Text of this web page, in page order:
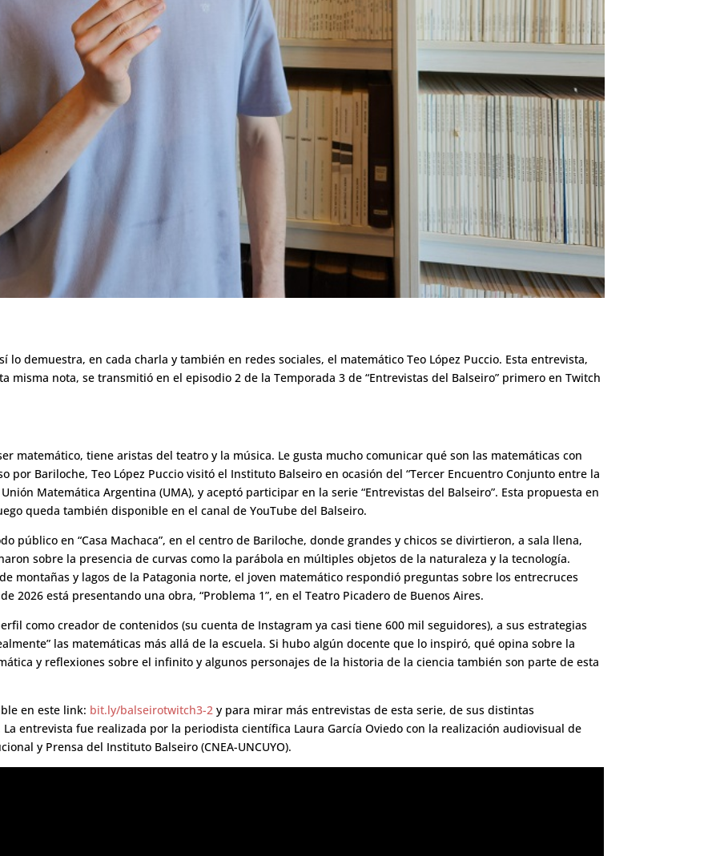
lo demuestra, en cada charla y también en redes sociales, el matemático Teo López Puccio. Esta entrevista,
misma nota, se transmitió en el episodio 2 de la Temporada 3 de “Entrevistas del Balseiro” primero en Twitch
matemático, tiene aristas del teatro y la música. Le gusta mucho comunicar qué son las matemáticas con
por Bariloche, Teo López Puccio visitó el Instituto Balseiro en ocasión del “Tercer Encuentro Conjunto entre la
Matemática Argentina (UMA), y aceptó participar en la serie “Entrevistas del Balseiro”. Esta propuesta en
queda también disponible en el canal de YouTube del Balseiro.
público en “Casa Machaca”, en el centro de Bariloche, donde grandes y chicos se divirtieron, a sala llena,
sobre la presencia de curvas como la parábola en múltiples objetos de la naturaleza y la tecnología.
montañas y lagos de la Patagonia norte, el joven matemático respondió preguntas sobre los entrecruces
2026 está presentando una obra, “Problema 1”, en el Teatro Picadero de Buenos Aires.
como creador de contenidos (su cuenta de Instagram ya casi tiene 600 mil seguidores), a sus estrategias
las matemáticas más allá de la escuela. Si hubo algún docente que lo inspiró, qué opina sobre la
y reflexiones sobre el infinito y algunos personajes de la historia de la ciencia también son parte de esta
en este link: bit.ly/balseirotwitch3-2 y para mirar más entrevistas de esta serie, de sus distintas
La entrevista fue realizada por la periodista científica Laura García Oviedo con la realización audiovisual de
y Prensa del Instituto Balseiro (CNEA-UNCUYO).